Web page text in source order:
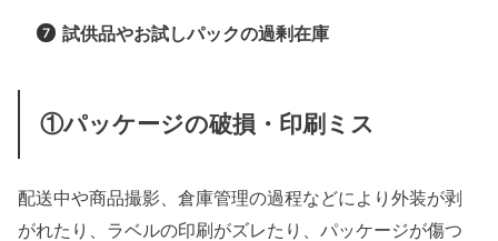
試供品やお試しパックの過剰在庫
①パッケージの破損・印刷ミス
配送中や商品撮影、倉庫管理の過程などにより外装が剥
がれたり、ラベルの印刷がズレたり、パッケージが傷つ